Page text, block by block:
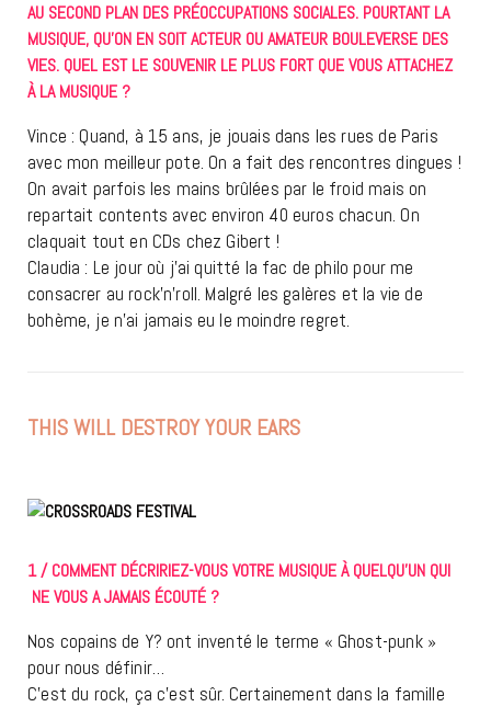
AU SECOND PLAN DES PRÉOCCUPATIONS SOCIALES. POURTANT LA
MUSIQUE, QU’ON EN SOIT ACTEUR OU AMATEUR BOULEVERSE DES
VIES. QUEL EST LE SOUVENIR LE PLUS FORT QUE VOUS ATTACHEZ
À LA MUSIQUE ?
Vince : Quand, à 15 ans, je jouais dans les rues de Paris
avec mon meilleur pote. On a fait des rencontres dingues !
On avait parfois les mains brûlées par le froid mais on
repartait contents avec environ 40 euros chacun. On
claquait tout en CDs chez Gibert !
Claudia : Le jour où j’ai quitté la fac de philo pour me
consacrer au rock’n’roll. Malgré les galères et la vie de
bohème, je n’ai jamais eu le moindre regret.
THIS WILL DESTROY YOUR EARS
1 / COMMENT DÉCRIRIEZ-VOUS VOTRE MUSIQUE À QUELQU’UN QUI
NE VOUS A JAMAIS ÉCOUTÉ ?
Nos copains de Y? ont inventé le terme « Ghost-punk »
pour nous définir…
C’est du rock, ça c’est sûr. Certainement dans la famille